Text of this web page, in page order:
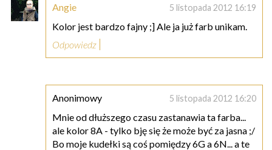
Angie 5 listopada 2012 16:19
Kolor jest bardzo fajny ;] Ale ja już farb unikam.
Odpowiedz
Anonimowy 5 listopada 2012 16:20
Mnie od dłuższego czasu zastanawia ta farba...
ale kolor 8A - tylko bję się że może być za jasna ;/
Bo moje kudełki są coś pomiędzy 6G a 6N... a te